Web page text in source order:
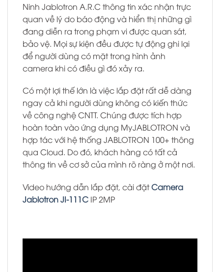
Ninh Jablotron A.R.C thông tin xác nhận trực
quan về lý do báo động và hiển thị những gì
đang diễn ra trong phạm vi được quan sát,
bảo vệ. Mọi sự kiện đều được tự động ghi lại
để người dùng có mặt trong hình ảnh
camera khi có điều gì đó xảy ra.
Có một lợi thế lớn là việc lắp đặt rất dễ dàng
ngay cả khi người dùng không có kiến ​​thức
về công nghệ CNTT. Chúng được tích hợp
hoàn toàn vào ứng dụng MyJABLOTRON và
hợp tác với hệ thống JABLOTRON 100+ thông
qua Cloud. Do đó, khách hàng có tất cả
thông tin về cơ sở của mình rõ ràng ở một nơi.
Video hướng dẫn lắp đặt, cài đặtCamera
Jablotron JI-111C IP 2MP